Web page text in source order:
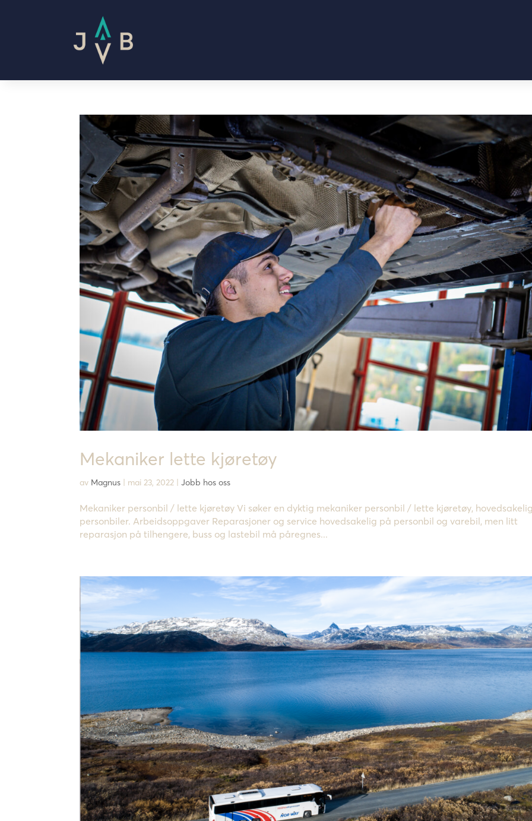
Mekaniker lette kjøretøy
av Magnus mai 23, 2022 |Jobb hos oss
Mekaniker personbil / lette kjøretøy Vi søker en dyktig mekaniker personbil / lette kjøretøy,
personbiler. Arbeidsoppgaver Reparasjoner og service hovedsakelig på personbil og varebil, men litt
reparasjon på tilhengere, buss og lastebil må påregnes...